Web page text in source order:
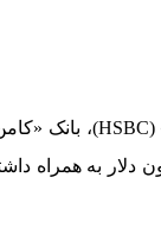
این موقعیت‌ها